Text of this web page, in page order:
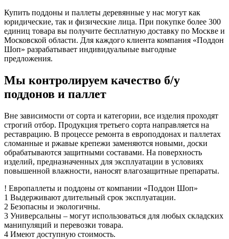
Купить поддоны и паллеты деревянные у нас могут как
юридические, так и физические лица. При покупке более 300
единиц товара вы получите бесплатную доставку по Москве и
Московской области. Для каждого клиента компания «Поддон
Шоп» разрабатывает индивидуальные выгодные
предложения.
Мы контролируем качество б/у
поддонов и паллет
Вне зависимости от сорта и категории, все изделия проходят
строгий отбор. Продукция третьего сорта направляется на
реставрацию. В процессе ремонта в европоддонах и паллетах
сломанные и ржавые крепежи заменяются новыми, доски
обрабатываются защитными составами. На поверхность
изделий, предназначенных для эксплуатации в условиях
повышенной влажности, наносят влагозащитные препараты.
! Европаллеты и поддоны от компании «Поддон Шоп»
1 Выдерживают длительный срок эксплуатации.
2 Безопасны и экологичны.
3 Универсальны – могут использоваться для любых складских
манипуляций и перевозки товара.
4 Имеют доступную стоимость.